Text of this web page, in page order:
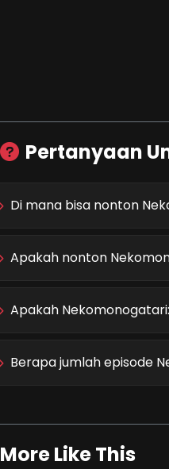
Pertanyaan
Di mana bisa nonton
Apakah nonton
Apakah
Berapa jumlah episode
More Like This